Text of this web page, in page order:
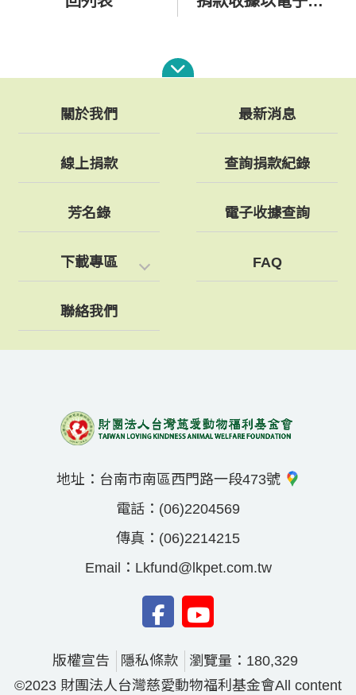
關於我們 最新消息
線上捐款 查詢捐款紀錄
芳名錄 電子收據查詢
下載專區 FAQ
聯絡我們
地址： 台南市南區西門路一段473號
電話： (06)2204569
傳真： (06)2214215
Email： Lkfund@lkpet.com.tw
版權宣告 隱私條款
瀏覽量：180,329
©2023 財團法人台灣慈愛動物福利基金會All content